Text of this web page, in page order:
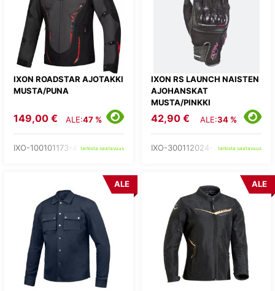
IXON ROADSTAR AJOTAKKI
MUSTA/PUNA
149,00 € ALE:47 %
IXO-100101173-40-tarkista saatavuus
IXON RS LAUNCH NAISTEN
AJOHANSKAT
MUSTA/PINKKI
42,90 € ALE:34 %
IXO-300112024-73-tarkista saatavuus
ALE ALE